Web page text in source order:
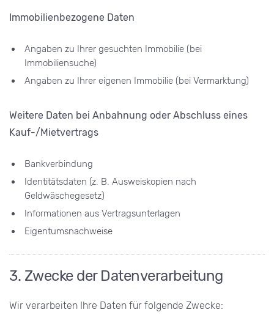
Immobilienbezogene Daten
Angaben zu Ihrer gesuchten Immobilie (bei
Immobiliensuche)
Angaben zu Ihrer eigenen Immobilie (bei Vermarktung)
Weitere Daten bei Anbahnung oder Abschluss eines
Kauf-/Mietvertrags
Bankverbindung
Identitätsdaten (z. B. Ausweiskopien nach
Geldwäschegesetz)
Informationen aus Vertragsunterlagen
Eigentumsnachweise
3. Zwecke der Datenverarbeitung
Wir verarbeiten Ihre Daten für folgende Zwecke: